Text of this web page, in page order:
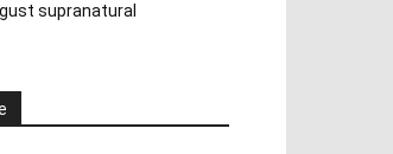
supranatural